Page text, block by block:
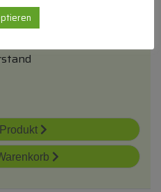
Vls Evo 80 Eu